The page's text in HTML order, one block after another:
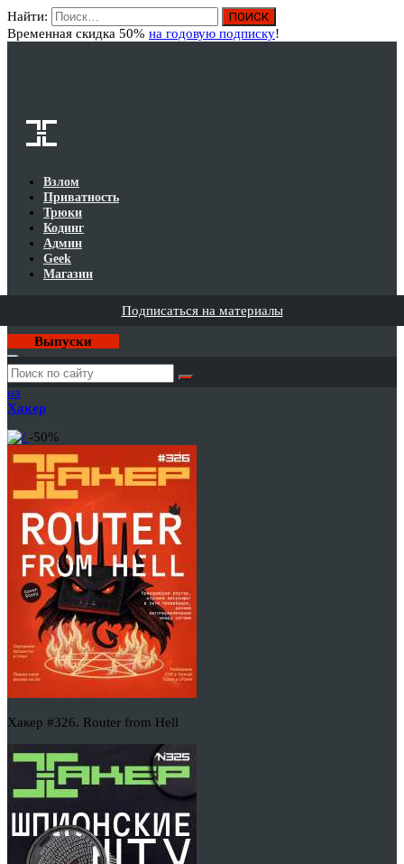
Найти:
Временная скидка 50% на годовую подписку!
Взлом
Приватность
Трюки
Кодинг
Админ
Geek
Магазин
Подписаться на материалы
Выпуски
Годовая
подписка
на
Хакер
-50%
Хакер #326. Router from Hell